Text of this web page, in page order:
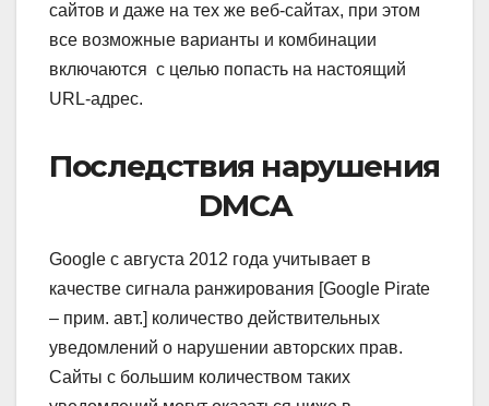
сайтов и даже на тех же веб-сайтах, при этом
все возможные варианты и комбинации
включаются с целью попасть на настоящий
URL-адрес.
Последствия нарушения
DMCA
Google с августа 2012 года учитывает в
качестве сигнала ранжирования [Google Pirate
– прим. авт.] количество действительных
уведомлений о нарушении авторских прав.
Сайты с большим количеством таких